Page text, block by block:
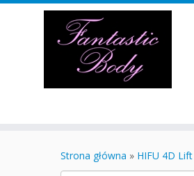
Strona główna » HIFU 4D